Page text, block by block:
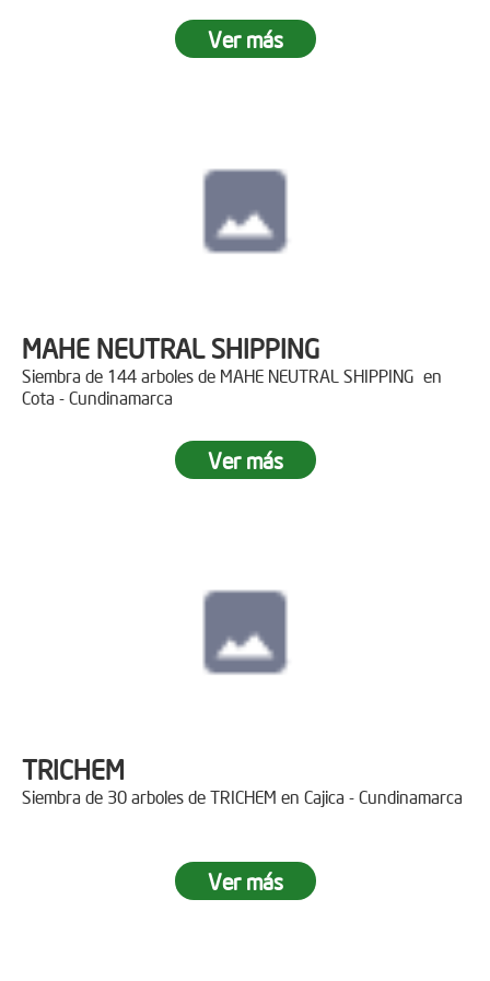
Ver más
MAHE NEUTRAL SHIPPING
Siembra de 144 arboles de MAHE NEUTRAL SHIPPING en
Cota - Cundinamarca
Ver más
TRICHEM
Siembra de 30 arboles de TRICHEM en Cajica - Cundinamarca
Ver más